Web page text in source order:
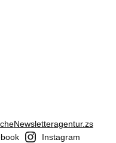
Newsletteragentur.zs
Instagram